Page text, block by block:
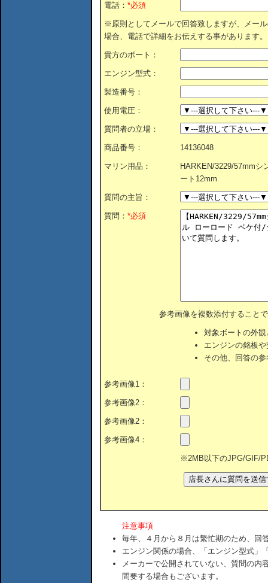
電話： *必須
※原則としてメールで回答致しますが、メー
場合、電話で詳細をお伝えする事があります。
貴方のボート：
エンジン型式：
製造番号：
使用電圧：
質問者の立場：
商品番号： 14136048
マリン用品：
HARKEN/3229/57mmシ
ート12mm
質問の主旨：
質問： *必須
参考画像を複数添付すること
対象ボートの外
エンジンの銘板
その他、回答の
参考画像1：
参考画像2：
参考画像2：
参考画像4：
※2MB以下のJPG/GIF/
注意事項
毎年、４月から８月は繁忙期のため、回
エンジン関係の場合、「エンジン型式」
メーカーで公開されていない、質問の内
間要する場合もございます。